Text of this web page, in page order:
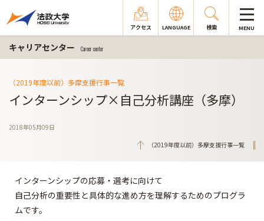
アクセス LANGUAGE 検索 MENU
キャリアセンター Career center
（2019年度以前）多摩支援行事一覧
インターンシップ×自己分析講座（多摩）
2018年05月09日
（2019年度以前）多摩支援行事一覧
インターンシップの応募・選考に向けて
自己分析の重要性と具体的な進め方を理解するためのプログラ
ムです。